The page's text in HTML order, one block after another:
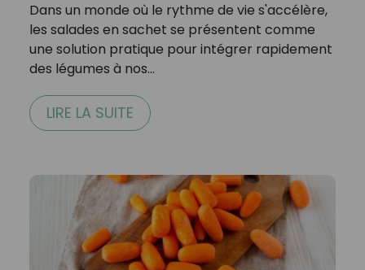
Dans un monde où le rythme de vie s'accélère,
les salades en sachet se présentent comme
une solution pratique pour intégrer rapidement
des légumes à nos…
LIRE LA SUITE